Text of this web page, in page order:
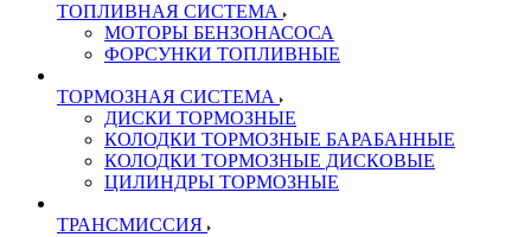
ТОПЛИВНАЯ СИСТЕМА
МОТОРЫ БЕНЗОНАСОСА
ФОРСУНКИ ТОПЛИВНЫЕ
ТОРМОЗНАЯ СИСТЕМА
ДИСКИ ТОРМОЗНЫЕ
КОЛОДКИ ТОРМОЗНЫЕ БАРАБАННЫЕ
КОЛОДКИ ТОРМОЗНЫЕ ДИСКОВЫЕ
ЦИЛИНДРЫ ТОРМОЗНЫЕ
ТРАНСМИССИЯ